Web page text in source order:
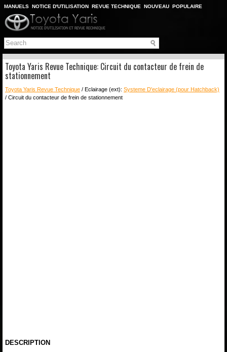
MANUELS NOTICE D'UTILISATION REVUE TECHNIQUE NOUVEAU POPULAIRE
PLAN DU SITE
CHERCHER
Toyota Yaris Revue Technique: Circuit du contacteur de frein de
stationnement
Toyota Yaris Revue Technique / Eclairage (ext): Systeme D'eclairage (pour Hatchback)
/ Circuit du contacteur de frein de stationnement
DESCRIPTION